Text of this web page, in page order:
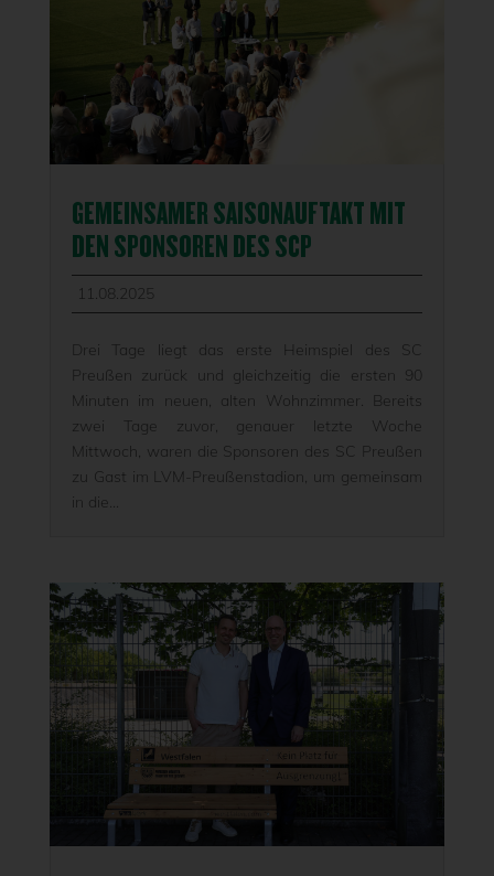
GEMEINSAMER SAISONAUFTAKT MIT
DEN SPONSOREN DES SCP
11.08.2025
Drei Tage liegt das erste Heimspiel des SC
Preußen zurück und gleichzeitig die ersten 90
Minuten im neuen, alten Wohnzimmer. Bereits
zwei Tage zuvor, genauer letzte Woche
Mittwoch, waren die Sponsoren des SC Preußen
zu Gast im LVM-Preußenstadion, um gemeinsam
in die...